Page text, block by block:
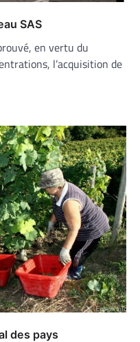
SAS
en vertu du
l’acquisition de
des pays